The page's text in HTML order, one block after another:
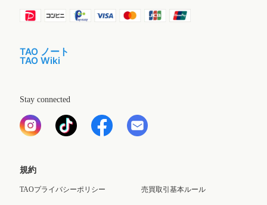
TAO ノート
TAO Wiki
Stay connected
規約
TAOプライバシーポリシー 売買取引基本ルール